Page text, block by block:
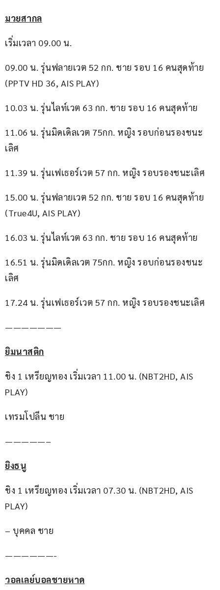
มวยสากล
เริ่มเวลา 09.00 น.
09.00 น. รุ่นฟลายเวต 52 กก. ชาย รอบ 16 คนสุดท้าย
(PPTV HD 36, AIS PLAY)
10.03 น. รุ่นไลท์เวต 63 กก. ชาย รอบ 16 คนสุดท้าย
11.06 น. รุ่นมิดเดิลเวต 75กก. หญิง รอบก่อนรองชนะ
เลิศ
11.39 น. รุ่นเฟเธอร์เวต 57 กก. หญิง รอบรองชนะเลิศ
15.00 น. รุ่นฟลายเวต 52 กก. ชาย รอบ 16 คนสุดท้าย
(True4U, AIS PLAY)
16.03 น. รุ่นไลท์เวต 63 กก. ชาย รอบ 16 คนสุดท้าย
16.51 น. รุ่นมิดเดิลเวต 75กก. หญิง รอบก่อนรองชนะ
เลิศ
17.24 น. รุ่นเฟเธอร์เวต 57 กก. หญิง รอบรองชนะเลิศ
———————
ยิมนาสติก
ชิง 1 เหรียญทอง เริ่มเวลา 11.00 น. (NBT2HD, AIS
PLAY)
เทรมโปลีน ชาย
—————–
ยิงธนู
ชิง 1 เหรียญทอง เริ่มเวลา 07.30 น. (NBT2HD, AIS
PLAY)
– บุคคล ชาย
——————-
วอลเลย์บอลชายหาด